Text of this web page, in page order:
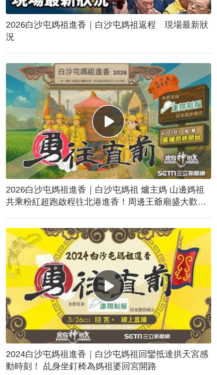
2026白沙屯媽祖進香｜白沙屯媽祖返程 現場最新狀
況
2026白沙屯媽祖進香｜白沙屯媽祖 爐主媽 山邊媽祖
共乘粉紅超跑啟程往北港進香！周邊王爺廟盛大歡
2024白沙屯媽祖進香｜白沙屯媽祖回鑾抵達拱天宮感
動時刻！ 乩身坐釘椅為媽祖婆回宮開路